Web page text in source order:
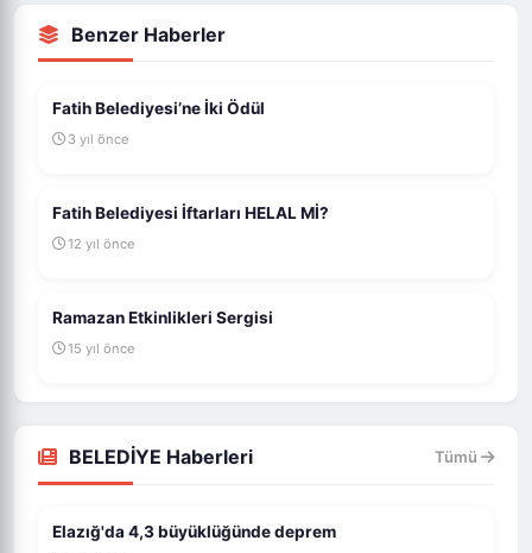
Benzer Haberler
Fatih Belediyesi’ne İki Ödül
3 yıl önce
Fatih Belediyesi İftarları HELAL Mİ?
12 yıl önce
Ramazan Etkinlikleri Sergisi
15 yıl önce
BELEDİYE Haberleri Tümü
Elazığ'da 4,3 büyüklüğünde deprem